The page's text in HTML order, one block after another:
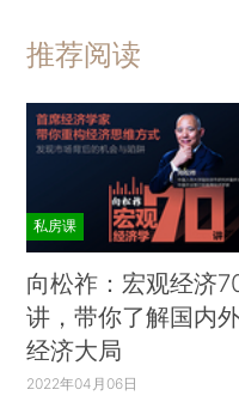
索尔曼：
科学程度不逊于物理
说：物理学可以解释
及这片树叶经历的一
要落在何处。经济学
萨缪尔森：我认
更需要明智而审慎地
的受控实验，物理学
入歧途；但是在经济
推荐阅读
私房课
向松祚：宏观经济
讲，带你了解国内
经济大局
2022年04月06日